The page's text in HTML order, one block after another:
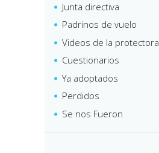
Junta directiva
Padrinos de vuelo
Videos de la protectora
Cuestionarios
Ya adoptados
Perdidos
Se nos Fueron